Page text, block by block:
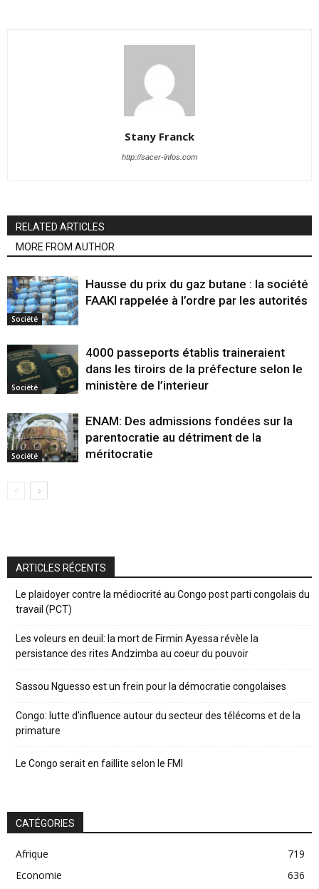
Stany Franck
http://sacer-infos.com
RELATED ARTICLES
MORE FROM AUTHOR
Société
Hausse du prix du gaz butane : la société
FAAKI rappelée à l’ordre par les autorités
Société
4000 passeports établis traineraient
dans les tiroirs de la préfecture selon le
ministère de l’interieur
Société
ENAM: Des admissions fondées sur la
parentocratie au détriment de la
méritocratie
ARTICLES RÉCENTS
Le plaidoyer contre la médiocrité au Congo post parti congolais du
travail (PCT)
Les voleurs en deuil: la mort de Firmin Ayessa révèle la
persistance des rites Andzimba au coeur du pouvoir
Sassou Nguesso est un frein pour la démocratie congolaises
Congo: lutte d’influence autour du secteur des télécoms et de la
primature
Le Congo serait en faillite selon le FMI
CATÉGORIES
Afrique
719
Economie
636